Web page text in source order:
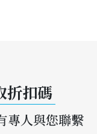
折扣碼
專人與您聯繫